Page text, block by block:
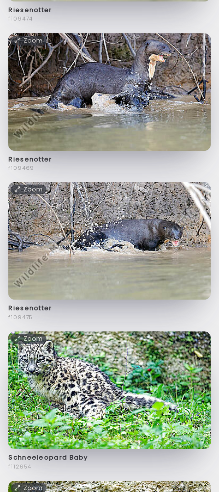
Riesenotter
f109474
Zoom
Riesenotter
f109469
Zoom
Riesenotter
f109475
Zoom
Schneeleopard Baby
f112654
Zoom